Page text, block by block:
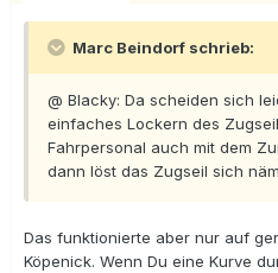
Marc Beindorf schrieb:
@ Blacky: Da scheiden sich
einfaches Lockern des
Fahrpersonal auch mit dem
dann löst das Zugseil sich
Das funktionierte aber nur auf
Köpenick. Wenn Du eine Kurve